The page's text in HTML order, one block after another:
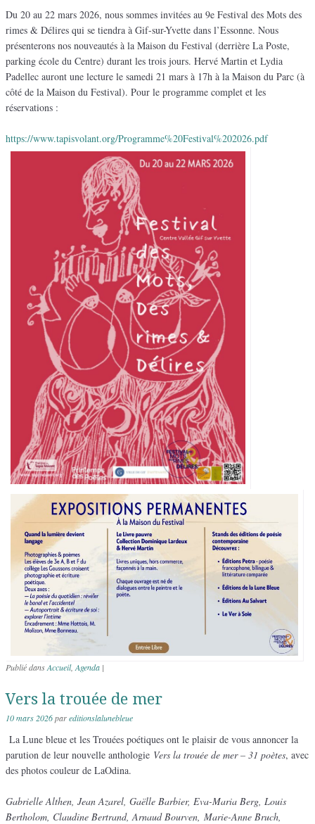
Du 20 au 22 mars 2026, nous sommes invitées au 9e Festival des Mots des
rimes & Délires qui se tiendra à Gif-sur-Yvette dans l’Essonne. Nous
présenterons nos nouveautés à la Maison du Festival (derrière La Poste,
parking école du Centre) durant les trois jours. Hervé Martin et Lydia
Padellec auront une lecture le samedi 21 mars à 17h à la Maison du Parc (à
côté de la Maison du Festival). Pour le programme complet et les
réservations :
https://www.tapisvolant.org/Programme%20Festival%202026.pdf:
Publié dansAccueil, Agenda |
Vers la trouée de mer
10 mars 2026pareditionslalunebleue
La Lune bleue et les Trouées poétiques ont le plaisir de vous annoncer la
parution de leur nouvelle anthologie Vers la trouée de mer – 31 poètes, avec
des photos couleur de LaOdina.
Gabrielle Althen, Jean Azarel, Gaëlle Barbier, Eva-Maria Berg, Louis
Bertholom, Claudine Bertrand, Arnaud Bourven, Marie-Anne Bruch,